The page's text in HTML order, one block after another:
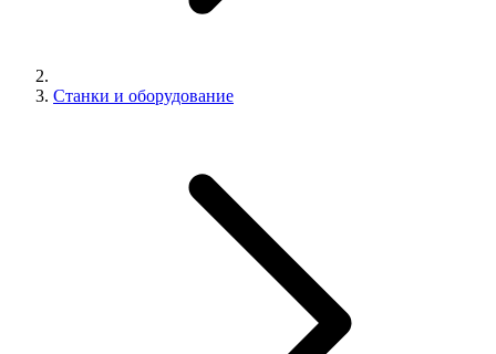
Станки и оборудование